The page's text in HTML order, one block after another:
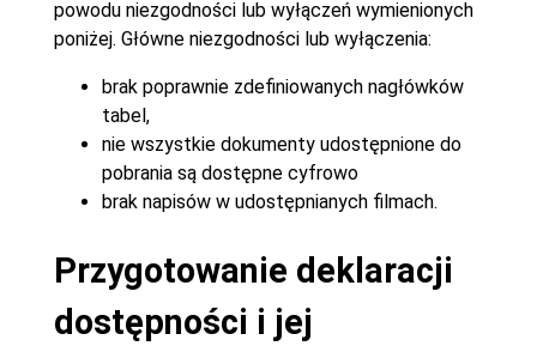
powodu niezgodności lub wyłączeń wymienionych
poniżej. Główne niezgodności lub wyłączenia:
brak poprawnie zdefiniowanych nagłówków
tabel,
nie wszystkie dokumenty udostępnione do
pobrania są dostępne cyfrowo
brak napisów w udostępnianych filmach.
Przygotowanie deklaracji
dostępności i jej